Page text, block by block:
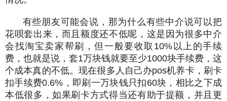
有些朋友可能会说，那为什么有些中介说可以把
花呗套出来，而且额度还不低呢，这是因为很多中介
会找淘宝卖家帮刷，但一般要收取10%以上的手续
费，也就是说，套1万块钱就要至少1000块手续费，这
个成本真的不低。现在很多人自己办pos机养卡，刷卡
扣手续费0.6%，即刷一万块钱只扣60块，相比之下成
本低很多，如果刷卡方式得当还有助于提额，并且更